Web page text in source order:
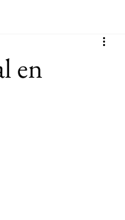
Quiénes somos
en